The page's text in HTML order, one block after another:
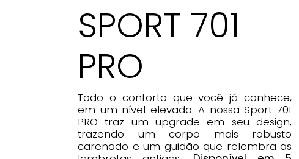
SPORT 701
PRO
Todo o conforto que você já conhece,
em um nível elevado. A nossa Sport 701
PRO traz um upgrade em seu design,
trazendo um corpo mais robusto
carenado e um guidão que relembra as